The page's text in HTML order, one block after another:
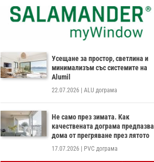
Усещане за простор, светлина и
минимализъм със системите на
Alumil
22.07.2026 | ALU дограма
Не само през зимата. Как
качествената дограма предпазва
дома от прегряване през лятото
17.07.2026 | PVC дограма